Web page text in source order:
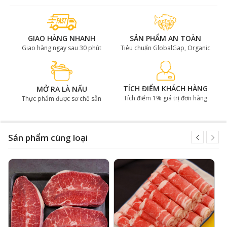
Thăn ngoại bò có viền mỡ ở bên ngoài
Vì sao nên chọn thăn ngoại bò Mỹ?
Thăn ngoại bò Mỹ tại Gofood được nhiều người yêu
thích nhờ được lấy từ giống bò Black Angus - Giống bò
GIAO HÀNG NHANH
Giao hàng ngay sau 30 phút
SẢN PHẨM AN TOÀN
Tiêu chuẩn GlobalGap, Organic
MỞ RA LÀ NẤU
Thực phẩm được sơ chế sẵn
TÍCH ĐIỂM KHÁCH HÀNG
Tích điểm 1% giá trị đơn hàng
Sản phẩm cùng loại